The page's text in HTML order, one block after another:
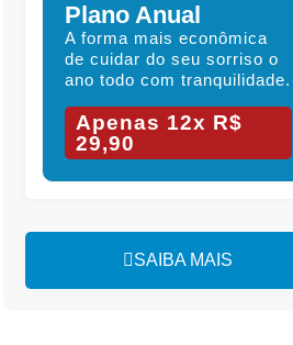
Plano Anual
A forma mais econômica
de cuidar do seu sorriso o
ano todo com tranquilidade.
Apenas 12x R$
29,90
SAIBA MAIS